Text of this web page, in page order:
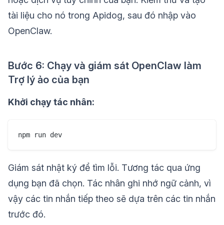
tài liệu cho nó trong Apidog, sau đó nhập vào
OpenClaw.
Bước 6: Chạy và giám sát OpenClaw làm
Trợ lý ảo của bạn
Khởi chạy tác nhân:
npm run dev
Giám sát nhật ký để tìm lỗi. Tương tác qua ứng
dụng bạn đã chọn. Tác nhân ghi nhớ ngữ cảnh, vì
vậy các tin nhắn tiếp theo sẽ dựa trên các tin nhắn
trước đó.